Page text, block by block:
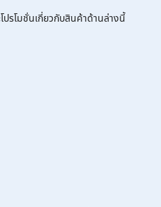
รโมชั่นเกี่ยวกับสินค้าด้านล่างนี้